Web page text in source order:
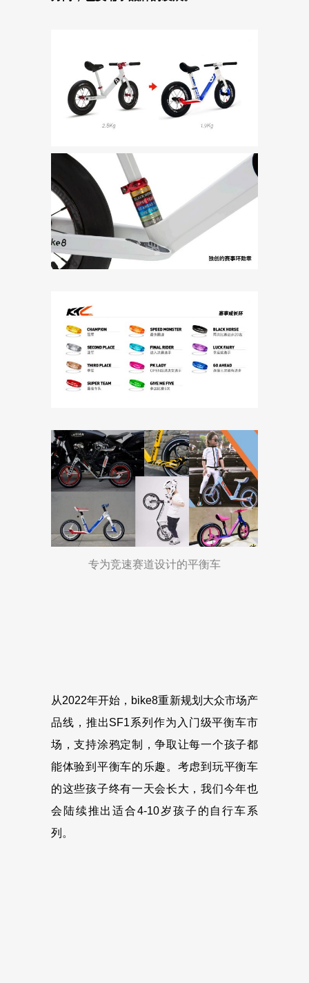
专为竞速赛道设计的平衡车
从2022年开始，bike8重新规划大众市场产
品线，推出SF1系列作为入门级平衡车市
场，支持涂鸦定制，争取让每一个孩子都
能体验到平衡车的乐趣。考虑到玩平衡车
的这些孩子终有一天会长大，我们今年也
会陆续推出适合4-10岁孩子的自行车系
列。